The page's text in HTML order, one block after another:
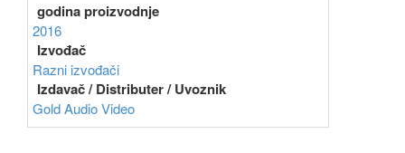
godina proizvodnje
2016
Izvođač
Razni izvođači
Izdavač / Distributer / Uvoznik
Gold Audio Video